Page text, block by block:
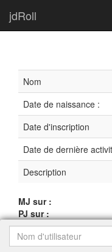
jdRoll
Nom
Date de naissance :
Date d'inscription
Date de dernière
Description
MJ sur :
PJ sur :